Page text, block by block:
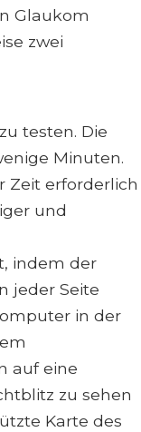
Glaukom
zwei
testen. Die
Minuten.
Zeit erforderlich
und
indem der
jeder Seite
in der
auf eine
zu sehen
Karte des